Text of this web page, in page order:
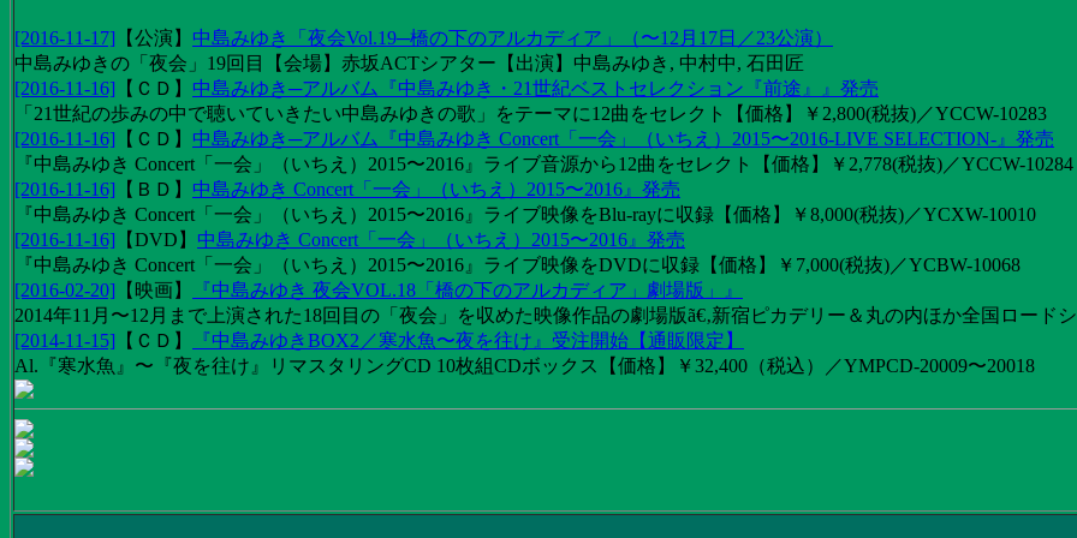
[2016-11-17] 【公演】 中島みゆき「夜会Vol.19─橋の下のアルカディア」（〜12月17日／23公演）
中島みゆきの「夜会」19回目【会場】赤坂ACTシアター【出演】中島みゆき, 中村中, 石田匠
[2016-11-16] 【 ＣＤ 】 中島みゆき─アルバム『中島みゆき・21世紀ベストセレクション『前途』』発売
「21世紀の歩みの中で聴いていきたい中島みゆきの歌」をテーマに12曲をセレクト【価格】￥2,800(税抜)／YCCW-10283
[2016-11-16] 【 ＣＤ 】 中島みゆき─アルバム『中島みゆき Concert「一会」（いちえ）2015〜2016-LIVE SELECTION-』発売
『中島みゆき Concert「一会」（いちえ）2015〜2016』ライブ音源から12曲をセレクト【価格】￥2,778(税抜)／YCCW-10284
[2016-11-16] 【 ＢＤ 】 中島みゆき Concert「一会」（いちえ）2015〜2016』発売
『中島みゆき Concert「一会」（いちえ）2015〜2016』ライブ映像をBlu-rayに収録【価格】￥8,000(税抜)／YCXW-10010
[2016-11-16] 【DVD 】 中島みゆき Concert「一会」（いちえ）2015〜2016』発売
『中島みゆき Concert「一会」（いちえ）2015〜2016』ライブ映像をDVDに収録【価格】￥7,000(税抜)／YCBW-10068
[2016-02-20] 【 映画】
『中島みゆき 夜会VOL.18「橋の下のアルカディア」劇場版」』
2014年11月〜12月まで上演された18回目の「夜会」を収めた映像作品の劇場版ã€‚新宿ピカデリー＆丸の内ほか全国ロード
[2014-11-15] 【 ＣＤ 】
『中島みゆきBOX2／寒水魚〜夜を往け』受注開始【通販限定】
Al.『寒水魚』〜『夜を往け』リマスタリングCD 10枚組CDボックス【価格】￥32,400（税込）／YMPCD-20009〜20018